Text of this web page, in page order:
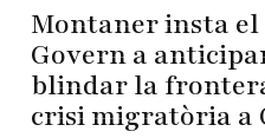
Montaner insta el
Govern a
blindar la
crisi migratòria a